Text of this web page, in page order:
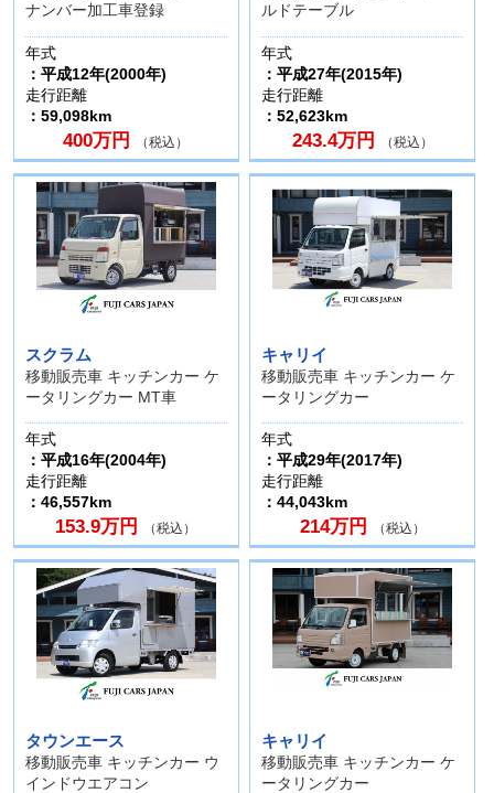
ナンバー加工車登録
年式
：平成12年(2000年)
走行距離
：59,098km
400万円 （税込）
ルドテーブル
年式
：平成27年(2015年)
走行距離
：52,623km
243.4万円 （税込）
スクラム
移動販売車 キッチンカー ケ
ータリングカー MT車
年式
：平成16年(2004年)
走行距離
：46,557km
153.9万円 （税込）
キャリイ
移動販売車 キッチンカー ケ
ータリングカー
年式
：平成29年(2017年)
走行距離
：44,043km
214万円 （税込）
タウンエース
移動販売車 キッチンカー ウ
インドウエアコン
キャリイ
移動販売車 キッチンカー ケ
ータリングカー